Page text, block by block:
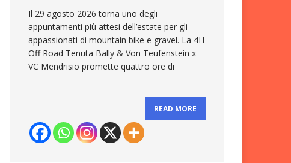
Il 29 agosto 2026 torna uno degli
appuntamenti più attesi dell’estate per gli
appassionati di mountain bike e gravel. La 4H
Off Road Tenuta Bally & Von Teufenstein x
VC Mendrisio promette quattro ore di
READ MORE